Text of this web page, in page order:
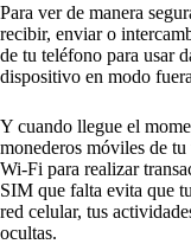
Para ver de manera
recibir, enviar o
de tu teléfono para usar
dispositivo en modo
Y cuando llegue el
monederos móviles de
Wi-Fi para realizar
SIM que falta evita que
red celular, tus
ocultas.